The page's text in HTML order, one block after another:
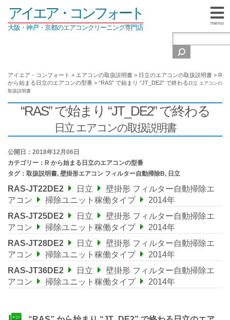
menu
アイエア・コンフォート
大阪・神戸・京都のエアコンクリーニング専門店
アイエア・コンフォート > エアコンの取扱説明書 > 日立のエアコンの取扱説明書 > R
から始まる日立のエアコンの型番 > “RAS” で始まり “JT_DE2” で終わる 日立 エアコンの
取扱説明書
“RAS” で始まり “JT_DE2” で終わる
日立 エアコンの取扱説明書
公開日：2018年12月06日
カテゴリー： R から始まる日立のエアコンの型番
タグ： 取扱説明書, 壁掛形エアコン フィルター自動掃除B, 日立
RAS-JT22DE2 日立
壁掛形 フィルター自動掃除エ
アコン
掃除ユニット稼働タイプ
2014年
RAS-JT25DE2
日立
壁掛形 フィルター自動掃除エ
アコン
掃除ユニット稼働タイプ
2014年
RAS-JT28DE2
日立
壁掛形 フィルター自動掃除エ
アコン
掃除ユニット稼働タイプ
2014年
RAS-JT36DE2
日立
壁掛形 フィルター自動掃除エ
アコン
掃除ユニット稼働タイプ 2014年